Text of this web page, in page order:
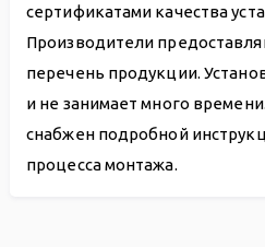
сертификатами качества
Производители
перечень продукции.
и не занимает много
снабжен подробной
процесса монтажа.